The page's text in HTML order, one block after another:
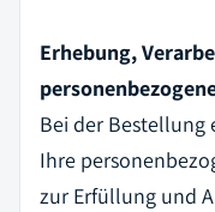
Erhebung,
Bei der
Ihre
zur Erfüllung und